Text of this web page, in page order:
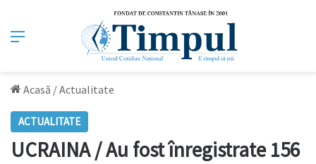
Meniu
Acasă /Actualitate
ACTUALITATE
UCRAINA / Au fost înregistrate 156